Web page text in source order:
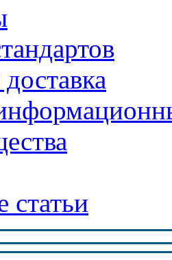
статьи